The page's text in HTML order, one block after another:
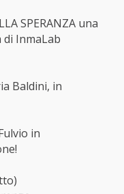
SPERANZA una
di InmaLab
Baldini, in
in